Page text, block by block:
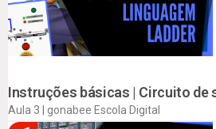
Instruções básicas | Circuito de
Aula 3 | gonabee Escola Digital